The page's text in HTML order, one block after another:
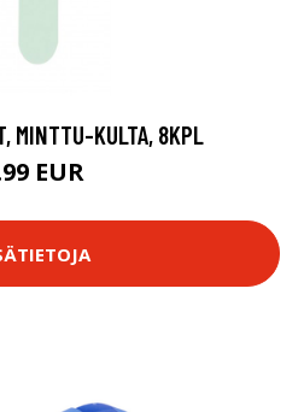
MINTTU-KULTA, 8KPL
EUR